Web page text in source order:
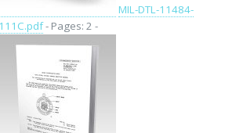
MIL-DTL-11484-
111C.pdf- Pages: 2 -